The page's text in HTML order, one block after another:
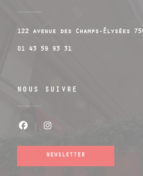
122 avenue des Champs-Élysées
01 43 59 93 31
NOUS SUIVRE
NEWSLETTER